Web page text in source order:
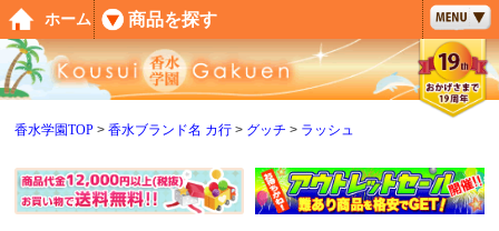
香水学園TOP 香水ブランド名 カ行 グッチ ラッシュ
ペー
ジト
ップ
へ
ホーム 商品を探す